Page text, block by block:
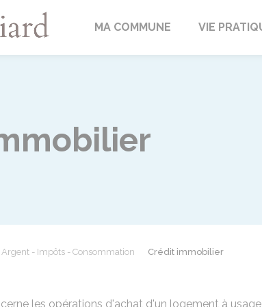
MontliardMA COMMUNE VIE
Argent - Impôts - Consommation Crédit immobilier
les opérations d'achat d'un logement à